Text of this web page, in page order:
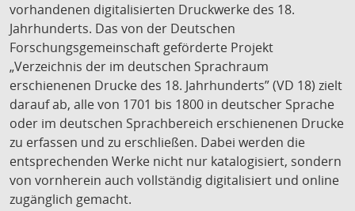
vorhandenen digitalisierten Druckwerke des 18.
Jahrhunderts. Das von der Deutschen
Forschungsgemeinschaft geförderte Projekt
„Verzeichnis der im deutschen Sprachraum
erschienenen Drucke des 18. Jahrhunderts” (VD 18) zielt
darauf ab, alle von 1701 bis 1800 in deutscher Sprache
oder im deutschen Sprachbereich erschienenen Drucke
zu erfassen und zu erschließen. Dabei werden die
entsprechenden Werke nicht nur katalogisiert, sondern
von vornherein auch vollständig digitalisiert und online
zugänglich gemacht.